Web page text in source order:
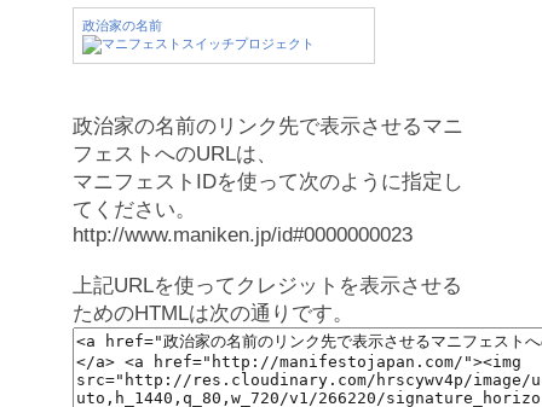
政治家の名前
政治家の名前のリンク先で表示させるマニ
フェストへのURLは、
マニフェストIDを使って次のように指定し
てください。
http://www.maniken.jp/id#0000000023
上記URLを使ってクレジットを表示させる
ためのHTMLは次の通りです。